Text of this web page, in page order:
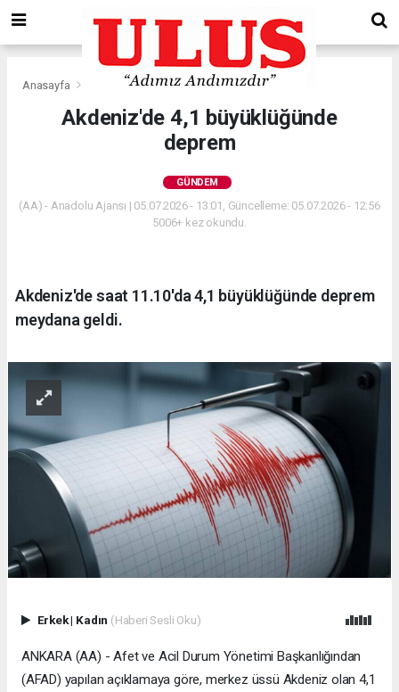
Anasayfa Gündem
Akdeniz'de 4,1 büyüklüğünde
deprem
GÜNDEM
(AA) - Anadolu Ajansı | 05.07.2026 - 13:01, Güncelleme: 05.07.2026 - 12:56
5006+ kez okundu.
Akdeniz'de saat 11.10'da 4,1 büyüklüğünde deprem
meydana geldi.
Erkek| Kadın (Haberi Sesli Oku)
ANKARA (AA) - Afet ve Acil Durum Yönetimi Başkanlığından
(AFAD) yapılan açıklamaya göre, merkez üssü Akdeniz olan 4,1